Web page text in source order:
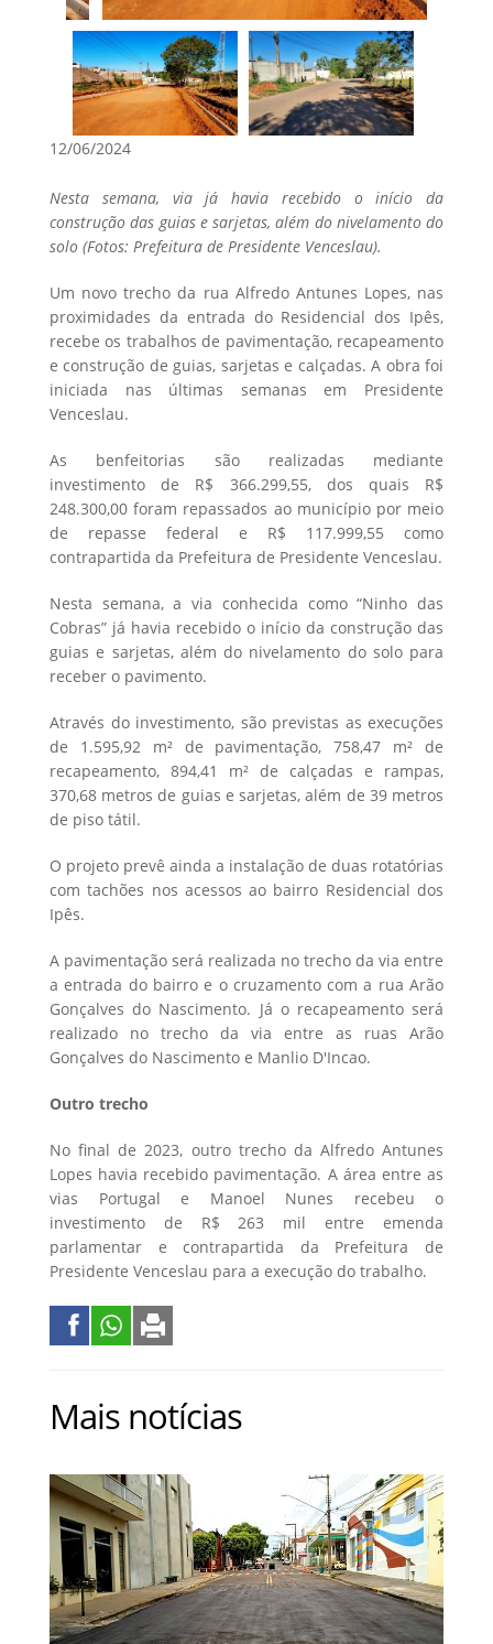
12/06/2024
Nesta semana, via já havia recebido o início da
construção das guias e sarjetas, além do nivelamento do
solo (Fotos: Prefeitura de Presidente Venceslau).
Um novo trecho da rua Alfredo Antunes Lopes, nas
proximidades da entrada do Residencial dos Ipês,
recebe os trabalhos de pavimentação, recapeamento
e construção de guias, sarjetas e calçadas. A obra foi
iniciada nas últimas semanas em Presidente
Venceslau.
As benfeitorias são realizadas mediante
investimento de R$ 366.299,55, dos quais R$
248.300,00 foram repassados ao município por meio
de repasse federal e R$ 117.999,55 como
contrapartida da Prefeitura de Presidente Venceslau.
Nesta semana, a via conhecida como “Ninho das
Cobras” já havia recebido o início da construção das
guias e sarjetas, além do nivelamento do solo para
receber o pavimento.
Através do investimento, são previstas as execuções
de 1.595,92 m² de pavimentação, 758,47 m² de
recapeamento, 894,41 m² de calçadas e rampas,
370,68 metros de guias e sarjetas, além de 39 metros
de piso tátil.
O projeto prevê ainda a instalação de duas rotatórias
com tachões nos acessos ao bairro Residencial dos
Ipês.
A pavimentação será realizada no trecho da via entre
a entrada do bairro e o cruzamento com a rua Arão
Gonçalves do Nascimento. Já o recapeamento será
realizado no trecho da via entre as ruas Arão
Gonçalves do Nascimento e Manlio D'Incao.
Outro trecho
No final de 2023, outro trecho da Alfredo Antunes
Lopes havia recebido pavimentação. A área entre as
vias Portugal e Manoel Nunes recebeu o
investimento de R$ 263 mil entre emenda
parlamentar e contrapartida da Prefeitura de
Presidente Venceslau para a execução do trabalho.
Mais notícias